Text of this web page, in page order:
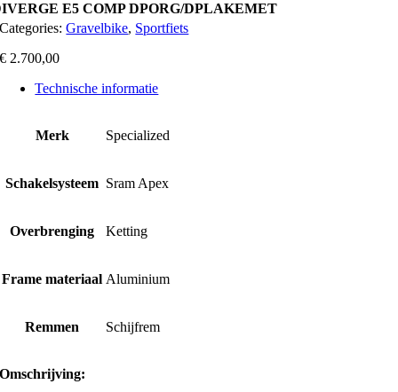
E5 COMP DPORG/DPLAKEMET
Categories:Gravelbike, Sportfiets
€ 2.700,00
Technische informatie
Merk Specialized
Schakelsysteem Sram Apex
Overbrenging Ketting
Frame materiaal Aluminium
Remmen Schijfrem
Omschrijving: